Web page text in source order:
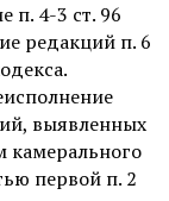
п. 4-3 ст. 96
редакций п. 6
выявленных
камерального
первой п. 2